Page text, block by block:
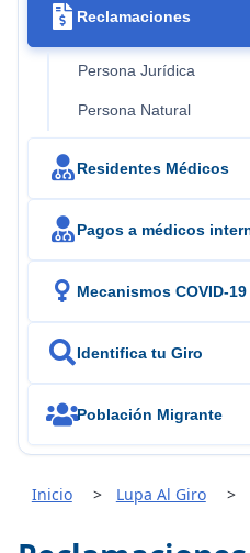
 Reclamaciones
Persona Jurídica
Persona Natural
 Residentes Médicos
 Pagos a médicos
 Mecanismos COVID-19
Identifica tu Giro
Población Migrante
Inicio Lupa Al Giro